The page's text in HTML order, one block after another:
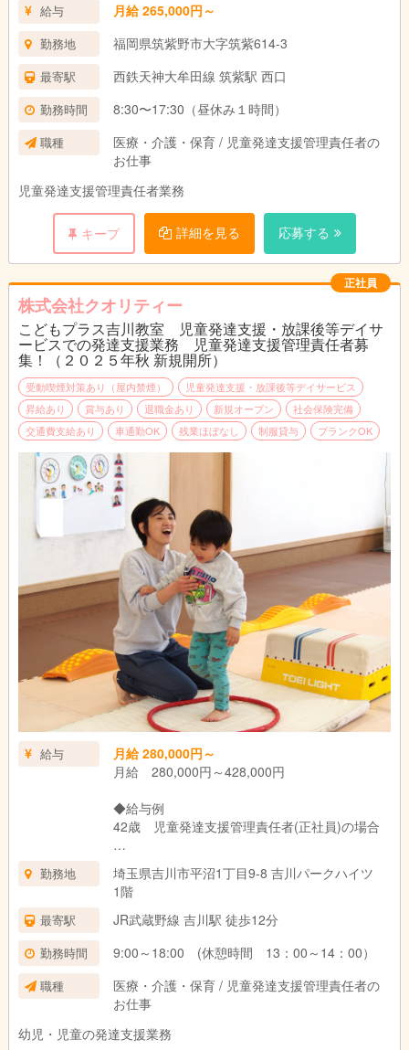
給与 月給 265,000円～
勤務地 福岡県筑紫野市大字筑紫614-3
最寄駅 西鉄天神大牟田線 筑紫駅 西口
勤務時間 8:30〜17:30（昼休み１時間）
職種
医療・介護・保育 / 児童発達支援管理責任者の
お仕事
児童発達支援管理責任者業務
キープ 詳細を見る 応募する
正社員
株式会社クオリティー
こどもプラス吉川教室 児童発達支援・放課後等デイサ
ービスでの発達支援業務 児童発達支援管理責任者募
集！（２０２５年秋 新規開所）
受動喫煙対策あり（屋内禁煙）
児童発達支援・放課後等デイサービス
昇給あり
賞与あり 退職金あり 新規オープン
社会保険完備
交通費支給あり
車通勤OK 残業ほぼなし 制服貸与 ブランクOK
給与
月給 280,000円～
月給 280,000円～428,000円
◆給与例
42歳 児童発達支援管理責任者(正社員)の場合
年収 6,436,000円
月給 300,000円 資格手当含む
成果給 1,380,000円/年
賞与 728,000円×2回
その他 送迎運転手当 1回あたり137円
昇給年一回
交通費全額支給
退職金制度あり
勤務地
埼玉県吉川市平沼1丁目9-8 吉川パークハイツ
1階
最寄駅 JR武蔵野線 吉川駅 徒歩12分
勤務時間 9:00～18:00 (休憩時間 13：00～14：00）
職種
医療・介護・保育 / 児童発達支援管理責任者の
お仕事
幼児・児童の発達支援業務